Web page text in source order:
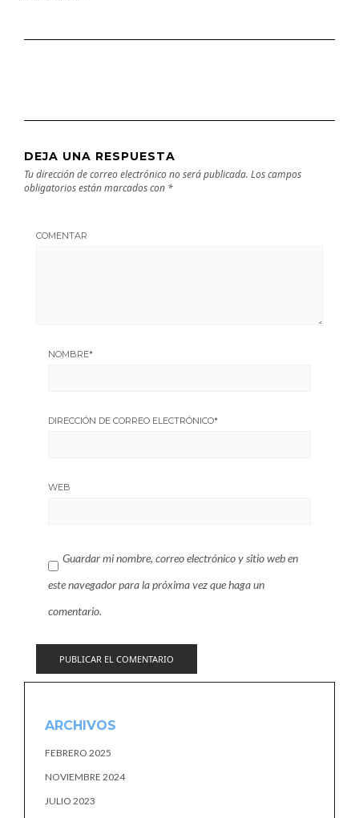
DEJA UNA RESPUESTA
Tu dirección de correo electrónico no será publicada. Los campos
obligatorios están marcados con *
COMENTAR
NOMBRE*
DIRECCIÓN DE CORREO ELECTRÓNICO*
WEB
Guardar mi nombre, correo electrónico y sitio web en
este navegador para la próxima vez que haga un
comentario.
ARCHIVOS
FEBRERO 2025
NOVIEMBRE 2024
JULIO 2023